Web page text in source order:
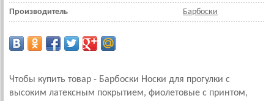
Производитель Барбоски
Чтобы купить товар - Барбоски Носки для прогулки с
высоким латексным покрытием, фиолетовые с принтом,